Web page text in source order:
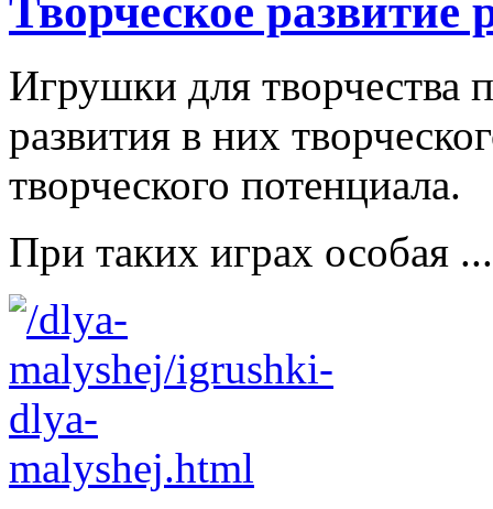
Творческое развитие
Игрушки для творчества
развития в них
творческого потенциала.
При таких играх особая ...